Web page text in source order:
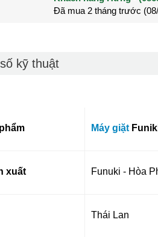
Đã mua 2 tháng trước
Đã mua 3 tháng trước
kỹ thuật
Máy giặt
xuất Funuki - Hòa
Thái Lan